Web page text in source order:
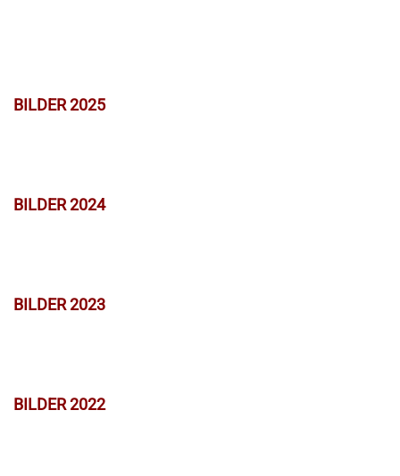
BILDER 2025
BILDER 2024
BILDER 2023
BILDER 2022